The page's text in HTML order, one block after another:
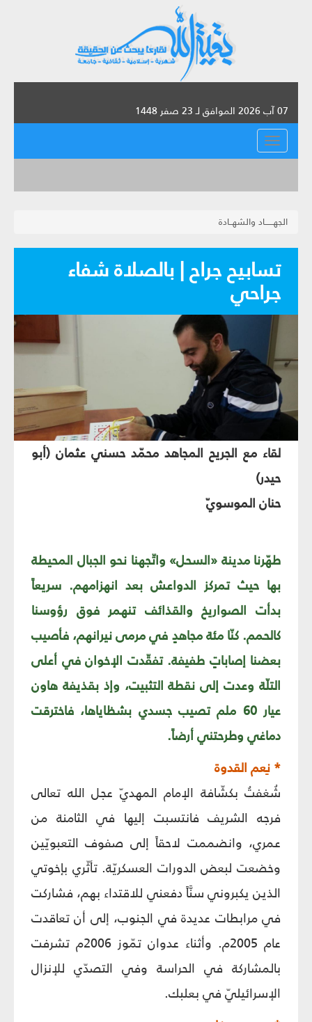
07 آب 2026 الموافق لـ 23 صفر 1448
القائمة
الجهــــــاد والشهــادة
تسابيح جراح | بالصلاة شفاء
جراحي
لقاء مع الجريح المجاهد محمّد حسني عثمان (أبو
حيدر)
حنان الموسويّ
طهّرنا مدينة «السحل» واتّجهنا نحو الجبال المحيطة
بها حيث تمركز الدواعش بعد انهزامهم. سريعاً
بدأت الصواريخ والقذائف تنهمر فوق رؤوسنا
كالحمم. كنّا مئة مجاهدٍ في مرمى نيرانهم، فأصيب
بعضنا إصاباتٍ طفيفة. تفقّدت الإخوان في أعلى
التلّة وعدت إلى نقطة التثبيت، وإذ بقذيفة هاون
عيار 60 ملم تصيب جسدي بشظاياها، فاخترقت
دماغي وطرحتني أرضاً.
* نِعم القدوة
شُغفتُ بكشّافة الإمام المهديّ عجل الله تعالى
فرجه الشريف فانتسبت إليها في الثامنة من
عمري، وانضممت لاحقاً إلى صفوف التعبويّين
وخضعت لبعض الدورات العسكريّة. تأثّري بإخوتي
الذين يكبروني سنَّاً دفعني للاقتداء بهم، فشاركت
في مرابطات عديدة في الجنوب، إلى أن تعاقدت
عام 2005م. وأثناء عدوان تمّوز 2006م تشرفت
بالمشاركة في الحراسة وفي التصدّي للإنزال
الإسرائيليّ في بعلبك.